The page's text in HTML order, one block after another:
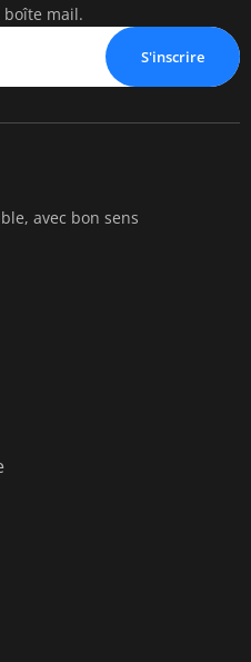
mail.
S'inscrire
avec bon sens